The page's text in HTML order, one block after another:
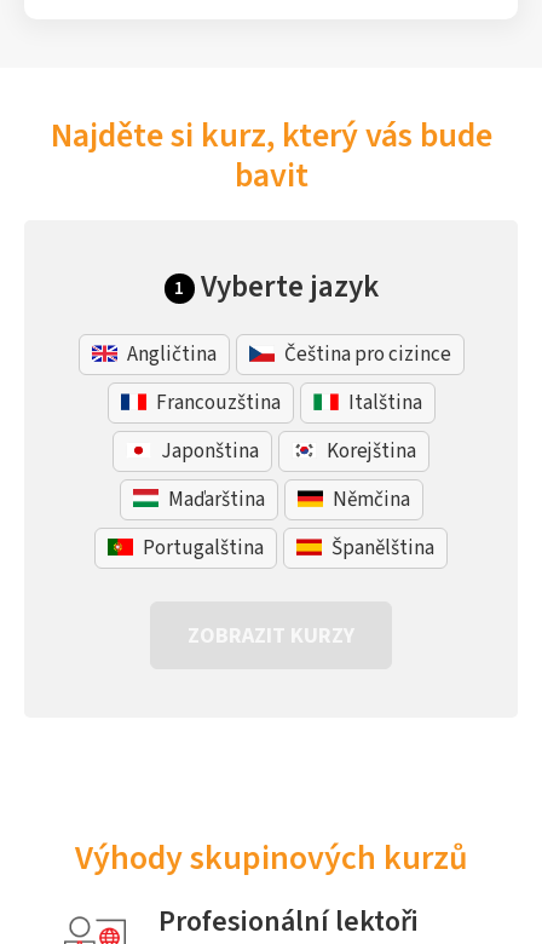
Najděte si kurz, který vás bude
bavit
1 Vyberte jazyk
Angličtina
Čeština pro cizince
Francouzština
Italština
Japonština
Korejština
Maďarština
Němčina
Portugalština
Španělština
ZOBRAZIT KURZY
Výhody skupinových kurzů
Profesionální lektoři